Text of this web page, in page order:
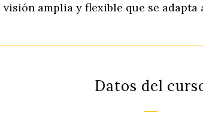
amplia y flexible que se
Datos del